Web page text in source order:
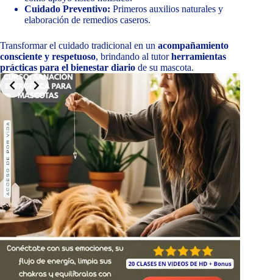
Cuidado Preventivo: Primeros auxilios naturales y
elaboración de remedios caseros.
Transformar el cuidado tradicional en un acompañamiento
consciente y respetuoso, brindando al tutorherramientas
prácticas para el bienestar diario de su mascota.
Slide 2 of 8